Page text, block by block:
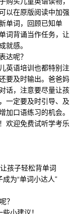
以在原版阅读中加强
单词，回顾已知单
词背诵当作任务，让
就感。
达呢？
英语培训也都特别注
要及时输出。爸爸妈
话，注意要尽量让孩
一定要及时引导、及
加口语练习的机会。
欢迎免费试听学考乐
孩子轻松背单词
为“单词小达人”
？